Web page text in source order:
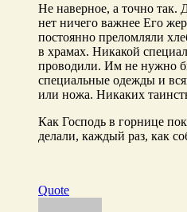
Не наверное, а точно
нет ничего важнее Его
постоянно преломляли
в храмах. Никакой
проводили. Им не нужно
специальные одежды и
или ножа. Никаких
Как Господь в горнице
делали, каждый раз, как
Quote